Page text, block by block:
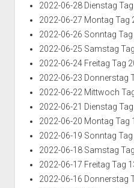
2022-06-28 Dienstag
2022-06-27 Montag Tag
2022-06-26 Sonntag
2022-06-25 Samstag
2022-06-24 Freitag Tag
2022-06-23 Donnerstag
2022-06-22 Mittwoch
2022-06-21 Dienstag
2022-06-20 Montag Tag
2022-06-19 Sonntag
2022-06-18 Samstag
2022-06-17 Freitag Tag
2022-06-16 Donnerstag